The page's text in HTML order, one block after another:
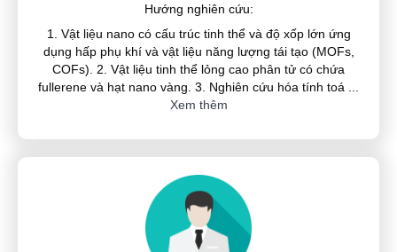
Hướng nghiên cứu:
1. Vật liệu nano có cấu trúc tinh thể và độ xốp lớn ứng
dụng hấp phụ khí và vật liệu năng lượng tái tạo (MOFs,
COFs). 2. Vật liệu tinh thể lỏng cao phân tử có chứa
fullerene và hạt nano vàng. 3. Nghiên cứu hóa tính toá
Xem thêm